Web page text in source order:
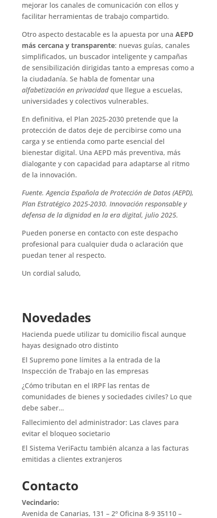
mejorar los canales de comunicación con ellos y
facilitar herramientas de trabajo compartido.
Otro aspecto destacable es la apuesta por una AEPD
más cercana y transparente: nuevas guías, canales
simplificados, un buscador inteligente y campañas
de sensibilización dirigidas tanto a empresas como a
la ciudadanía. Se habla de fomentar una
alfabetización en privacidadque llegue a escuelas,
universidades y colectivos vulnerables.
En definitiva, el Plan 2025-2030 pretende que la
protección de datos deje de percibirse como una
carga y se entienda como parte esencial del
bienestar digital. Una AEPD más preventiva, más
dialogante y con capacidad para adaptarse al ritmo
de la innovación.
Fuente.Agencia Española de Protección de Datos (AEPD),
Plan Estratégico 2025-2030. Innovación responsable y
defensa de la dignidad en la era digital, julio 2025.
Pueden ponerse en contacto con este despacho
profesional para cualquier duda o aclaración que
puedan tener al respecto.
Un cordial saludo,
Novedades
Hacienda puede utilizar tu domicilio fiscal aunque
hayas designado otro distinto
El Supremo pone límites a la entrada de la
Inspección de Trabajo en las empresas
¿Cómo tributan en el IRPF las rentas de
comunidades de bienes y sociedades civiles? Lo que
debe saber…
Fallecimiento del administrador: Las claves para
evitar el bloqueo societario
El Sistema VeriFactu también alcanza a las facturas
emitidas a clientes extranjeros
Contacto
Vecindario:
Avenida de Canarias, 131 – 2º Oficina 8-9 35110 –